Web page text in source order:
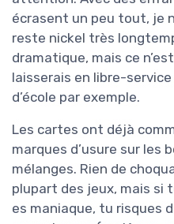
écrasent un peu tout, je
reste nickel très
dramatique, mais ce
laisserais en libre-
d’école par exemple.
Les cartes ont déjà
marques d’usure sur les
mélanges. Rien de
plupart des jeux, mais si
es maniaque, tu risques